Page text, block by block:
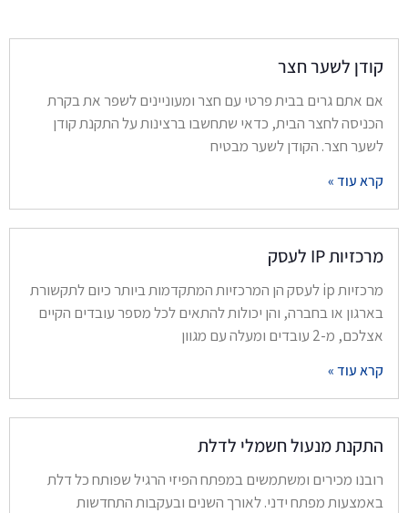
קודן לשער חצר
אם אתם גרים בבית פרטי עם חצר ומעוניינים לשפר את בקרת
הכניסה לחצר הבית, כדאי שתחשבו ברצינות על התקנת קודן
לשער חצר. הקודן לשער מבטיח
קרא עוד »
מרכזיות IP לעסק
מרכזיות ip לעסק הן המרכזיות המתקדמות ביותר כיום לתקשורת
בארגון או בחברה, והן יכולות להתאים לכל מספר עובדים הקיים
אצלכם, מ-2 עובדים ומעלה עם מגוון
קרא עוד »
התקנת מנעול חשמלי לדלת
רובנו מכירים ומשתמשים במפתח הפיזי הרגיל שפותח כל דלת
באמצעות מפתח ידני. לאורך השנים ובעקבות התחדשות